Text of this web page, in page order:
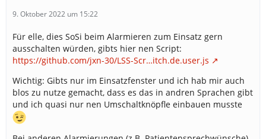
9. Oktober 2022 um 15:22
Für elle, dies SoSi beim Alarmieren zum Einsatz gern
ausschalten würden, gibts hier nen Script:
https://github.com/jxn-30/LSS-Scr…itch.de.user.js
Wichtig: Gibts nur im Einsatzfenster und ich hab mir auch
blos zu nutze gemacht, dass es das in andren Sprachen gibt
und ich quasi nur nen Umschaltknöpfle einbauen musste